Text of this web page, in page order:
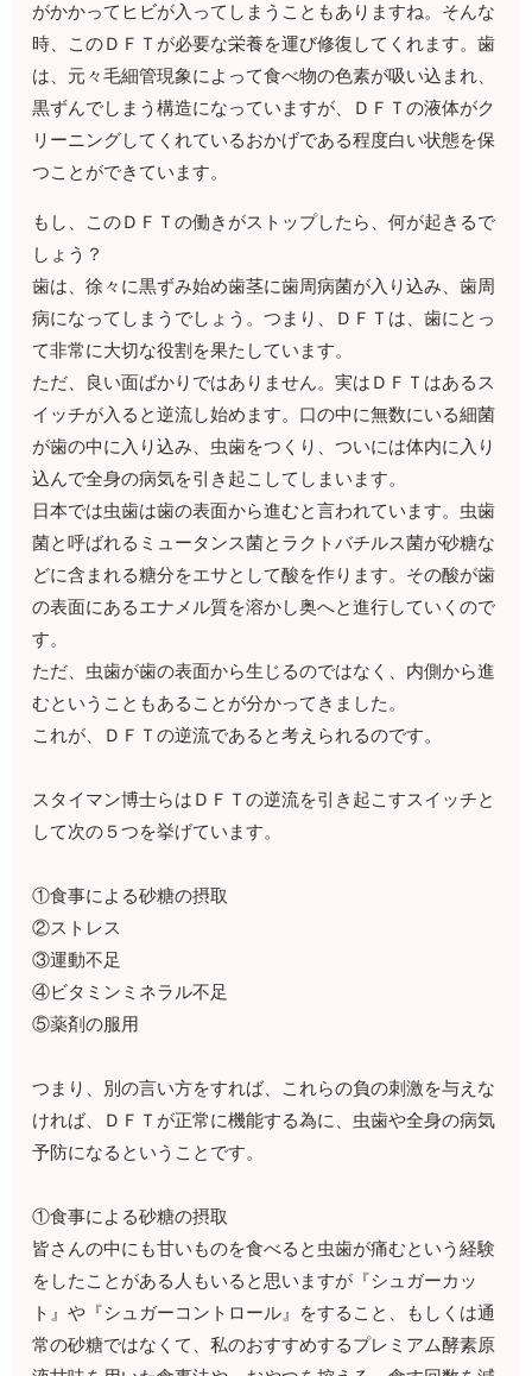
がかかってヒビが入ってしまうこともありますね。そんな
時、このＤＦＴが必要な栄養を運び修復してくれます。歯
は、元々毛細管現象によって食べ物の色素が吸い込まれ、
黒ずんでしまう構造になっていますが、ＤＦＴの液体がク
リーニングしてくれているおかげである程度白い状態を保
つことができています。
もし、このＤＦＴの働きがストップしたら、何が起きるで
しょう？
歯は、徐々に黒ずみ始め歯茎に歯周病菌が入り込み、歯周
病になってしまうでしょう。つまり、ＤＦＴは、歯にとっ
て非常に大切な役割を果たしています。
ただ、良い面ばかりではありません。実はＤＦＴはあるス
イッチが入ると逆流し始めます。口の中に無数にいる細菌
が歯の中に入り込み、虫歯をつくり、ついには体内に入り
込んで全身の病気を引き起こしてしまいます。
日本では虫歯は歯の表面から進むと言われています。虫歯
菌と呼ばれるミュータンス菌とラクトバチルス菌が砂糖な
どに含まれる糖分をエサとして酸を作ります。その酸が歯
の表面にあるエナメル質を溶かし奥へと進行していくので
す。
ただ、虫歯が歯の表面から生じるのではなく、内側から進
むということもあることが分かってきました。
これが、ＤＦＴの逆流であると考えられるのです。
スタイマン博士らはＤＦＴの逆流を引き起こすスイッチと
して次の５つを挙げています。
①食事による砂糖の摂取
②ストレス
③運動不足
④ビタミンミネラル不足
⑤薬剤の服用
つまり、別の言い方をすれば、これらの負の刺激を与えな
ければ、ＤＦＴが正常に機能する為に、虫歯や全身の病気
予防になるということです。
①食事による砂糖の摂取
皆さんの中にも甘いものを食べると虫歯が痛むという経験
をしたことがある人もいると思いますが『シュガーカッ
ト』や『シュガーコントロール』をすること、もしくは通
常の砂糖ではなくて、私のおすすめするプレミアム酵素原